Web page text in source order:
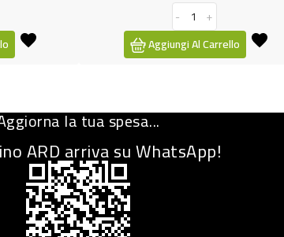
Aggiungi Al Carrello
la tua spesa...
ARD arriva su WhatsApp!